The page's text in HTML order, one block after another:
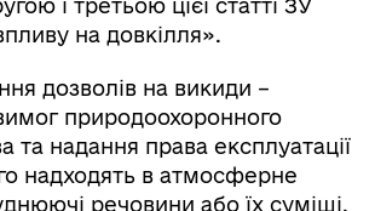
і третьою цієї статті ЗУ
на довкілля».
дозволів на викиди –
природоохоронного
та надання права експлуатації
надходять в атмосферне
речовини або їх суміші.